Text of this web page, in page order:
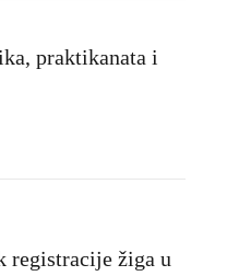
praktikanata i
registracije žiga u